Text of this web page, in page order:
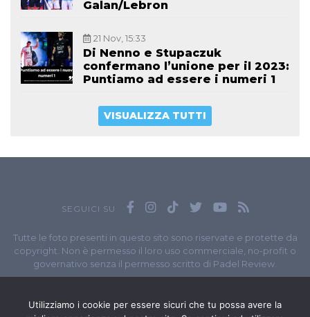
Galan/Lebron
21 Nov, 15:33
Di Nenno e Stupaczuk
confermano l’unione per il 2023:
Puntiamo ad essere i numeri 1
VISUALIZZA TUTTI
SEGUICI SU
Tutte le foto presenti in questo sito sono riservate e protette da
copyright. Non è permesso il loro uso commerciale, no-profit o
governativo senza il permesso scritto di Padel Review.
// P.I. 11965351007
Utilizziamo i cookie per essere sicuri che tu possa avere la